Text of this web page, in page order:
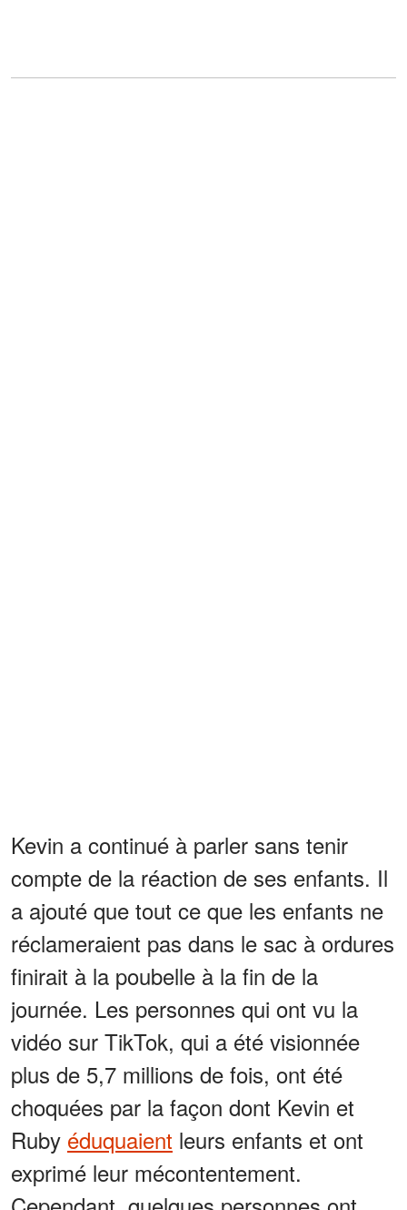
Kevin a continué à parler sans tenir
compte de la réaction de ses enfants. Il
a ajouté que tout ce que les enfants ne
réclameraient pas dans le sac à ordures
finirait à la poubelle à la fin de la
journée. Les personnes qui ont vu la
vidéo sur TikTok, qui a été visionnée
plus de 5,7 millions de fois, ont été
choquées par la façon dont Kevin et
Ruby éduquaient leurs enfants et ont
exprimé leur mécontentement.